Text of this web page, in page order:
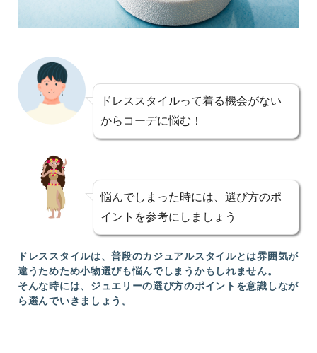
ドレススタイルって着る機会がない
からコーデに悩む！
悩んでしまった時には、選び方のポ
イントを参考にしましょう
ドレススタイルは、普段のカジュアルスタイルとは雰囲気が
違うためため小物選びも悩んでしまうかもしれません。
そんな時には、ジュエリーの選び方のポイントを意識しなが
ら選んでいきましょう。